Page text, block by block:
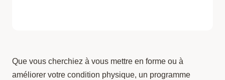
Que vous cherchiez à vous mettre en forme ou à
améliorer votre condition physique, un programme